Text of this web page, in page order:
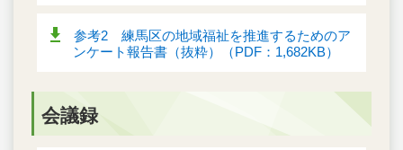
参考2 練馬区の地域福祉を推進するためのア
ンケート報告書（抜粋）（PDF：1,682KB）
会議録